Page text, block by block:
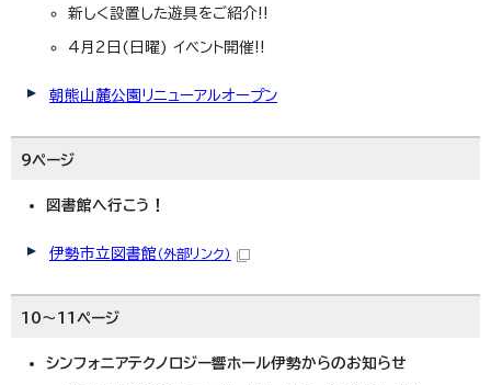
新しく設置した遊具をご紹介!!
4月2日(日曜) イベント開催!!
朝熊山麓公園リニューアルオープン
9ページ
図書館へ行こう！
伊勢市立図書館 （外部リンク）
10～11ページ
シンフォニアテクノロジー響ホール伊勢からのお知らせ